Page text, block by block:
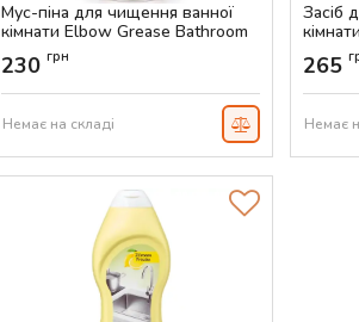
Мус-піна для чищення ванної
кімнати Elbow Grease Bathroom
Mousse Lemon Fresh, 400 мл
Артикул:
230 грн
Немає на складі
Засіб
Clean,
Артикул:
265
Немає